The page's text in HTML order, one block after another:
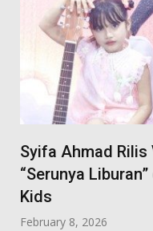
Syifa Ahmad Rilis
“Serunya
Kids
February 8, 2026